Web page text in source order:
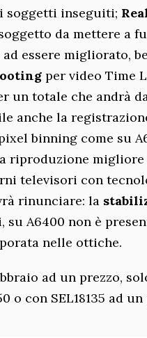
soggetti inseguiti;
da mettere a
essere migliorato,
per video Time
un totale che andrà
anche la
binning come su
riproduzione
televisori con
rinunciare: la
A6400 non è
nelle ottiche.
ad un prezzo,
o con SEL18135 ad